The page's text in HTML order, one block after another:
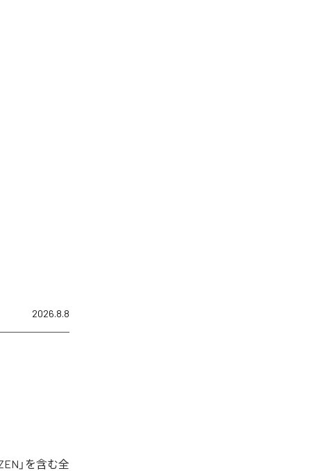
2026.8.8
」を含む全